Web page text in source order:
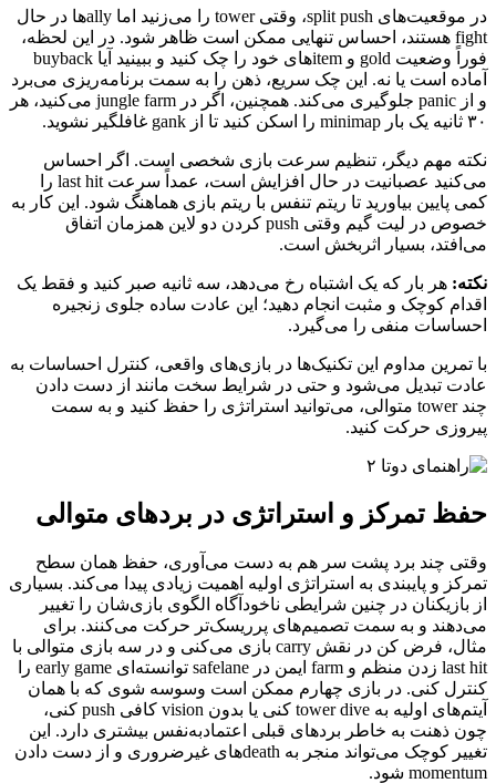
در موقعیت‌های split push، وقتی tower را می‌زنید اما allyها در حال
fight هستند، احساس تنهایی ممکن است ظاهر شود. در این لحظه،
فوراً وضعیت gold و itemهای خود را چک کنید و ببینید آیا buyback
آماده است یا نه. این چک سریع، ذهن را به سمت برنامه‌ریزی می‌برد
و از panic جلوگیری می‌کند. همچنین، اگر در jungle farm می‌کنید، هر
۳۰ ثانیه یک بار minimap را اسکن کنید تا از gank غافلگیر نشوید.
نکته مهم دیگر، تنظیم سرعت بازی شخصی است. اگر احساس
می‌کنید عصبانیت در حال افزایش است، عمداً سرعت last hit را
کمی پایین بیاورید تا ریتم تنفس با ریتم بازی هماهنگ شود. این کار به
خصوص در لیت گیم وقتی push کردن دو لاین همزمان اتفاق
می‌افتد، بسیار اثربخش است.
نکته: هر بار که یک اشتباه رخ می‌دهد، سه ثانیه صبر کنید و فقط یک
اقدام کوچک و مثبت انجام دهید؛ این عادت ساده جلوی زنجیره
احساسات منفی را می‌گیرد.
با تمرین مداوم این تکنیک‌ها در بازی‌های واقعی، کنترل احساسات به
عادت تبدیل می‌شود و حتی در شرایط سخت مانند از دست دادن
چند tower متوالی، می‌توانید استراتژی را حفظ کنید و به سمت
پیروزی حرکت کنید.
حفظ تمرکز و استراتژی در بردهای متوالی
وقتی چند برد پشت سر هم به دست می‌آوری، حفظ همان سطح
تمرکز و پایبندی به استراتژی اولیه اهمیت زیادی پیدا می‌کند. بسیاری
از بازیکنان در چنین شرایطی ناخودآگاه الگوی بازی‌شان را تغییر
می‌دهند و به سمت تصمیم‌های پرریسک‌تر حرکت می‌کنند. برای
مثال، فرض کن در نقش carry بازی می‌کنی و در سه بازی متوالی با
last hit زدن منظم و farm ایمن در safelane توانسته‌ای early game را
کنترل کنی. در بازی چهارم ممکن است وسوسه شوی که با همان
آیتم‌های اولیه به tower dive کنی یا بدون vision کافی push کنی،
چون ذهنت به خاطر بردهای قبلی اعتمادبه‌نفس بیشتری دارد. این
تغییر کوچک می‌تواند منجر به deathهای غیرضروری و از دست دادن
momentum شود.